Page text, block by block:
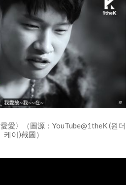
愛〉（圖源：YouTube@1theK (원더
케이)截圖）